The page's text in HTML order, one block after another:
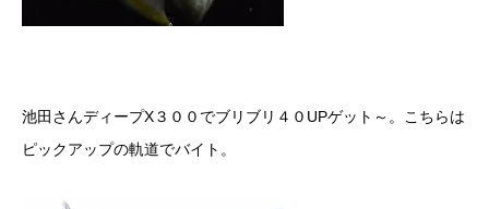
池田さんディープX３００でブリブリ４０UPゲット～。こちらは
ピックアップの軌道でバイト。